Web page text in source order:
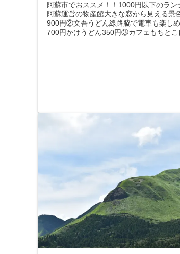
阿蘇市でおススメ！！1000円以下のラ
阿蘇運営の物産館大きな窓から見える
900円②文吾うどん線路脇で電車も楽し
700円かけうどん350円③カフェもちとこ